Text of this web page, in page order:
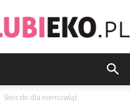
Słoiczki dla niemowląt